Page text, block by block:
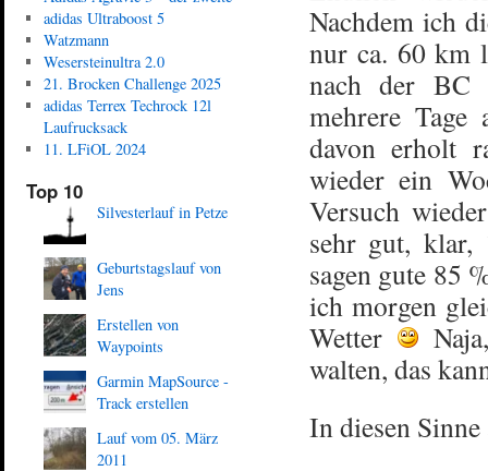
Nachdem ich
nur ca. 60 km
nach der BC
mehrere
davon erholt
wieder ein
Versuch
sehr gut, klar,
sagen gute 85
ich morgen
Wetter
walten, das
In diesen
adidas Ultraboost 5
Watzmann
Wesersteinultra 2.0
21. Brocken Challenge 2025
adidas Terrex Techrock 12l
Laufrucksack
11. LFiOL 2024
Top 10
Silvesterlauf in Petze
Geburtstagslauf von
Jens
Erstellen von
Waypoints
Garmin MapSource -
Track erstellen
Lauf vom 05. März
2011